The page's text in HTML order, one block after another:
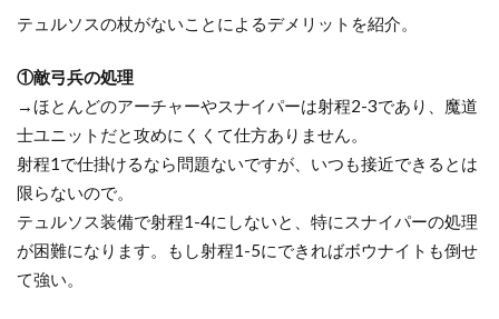
章
し
で
も
一
応
え
る
テュルソスの杖がないことによるデメリットを紹介。
①敵弓兵の処理
→ほとんどのアーチャーやスナイパーは射程2-3であり、魔道
士ユニットだと攻めにくくて仕方ありません。
射程1で仕掛けるなら問題ないですが、いつも接近できるとは
限らないので。
テュルソス装備で射程1-4にしないと、特にスナイパーの処理
が困難になります。もし射程1-5にできればボウナイトも倒せ
て強い。